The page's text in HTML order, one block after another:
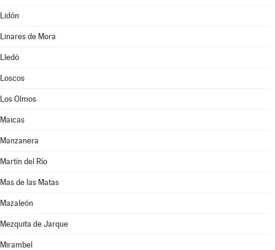
Lidón
Linares de Mora
Lledó
Loscos
Los Olmos
Maicas
Manzanera
Martín del Río
Mas de las Matas
Mazaleón
Mezquita de Jarque
Mirambel